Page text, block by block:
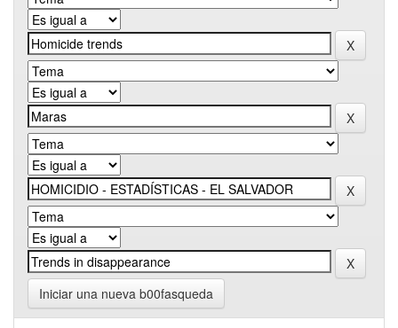
Iniciar una nueva b00fasqueda